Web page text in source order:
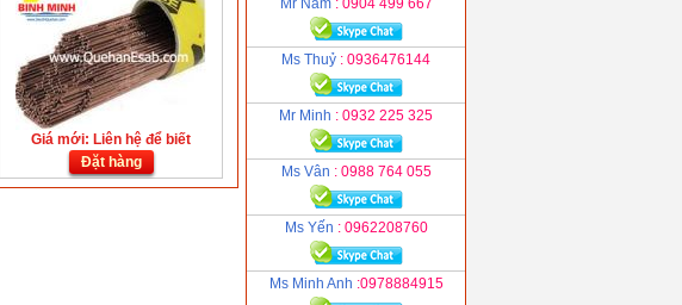
Giá mới: Liên hệ để biết
Đặt hàng
Mr Nam : 0904 499 667
Ms Thuỷ : 0936476144
Mr Minh : 0932 225 325
Ms Vân : 0988 764 055
Ms Yến : 0962208760
Ms Minh Anh :0978884915